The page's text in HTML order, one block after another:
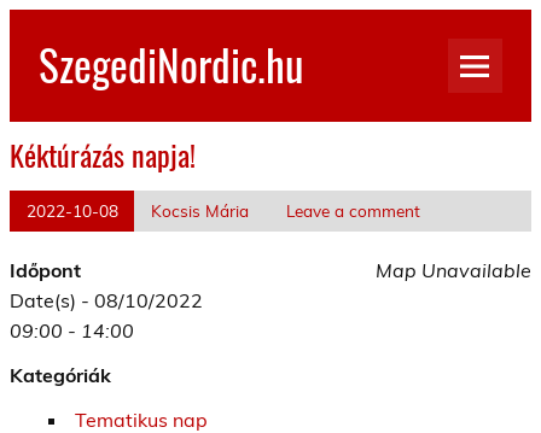
Skip
contentSzegediNordic.hu
Kéktúrázás napja!
2022-10-08 Kocsis Mária Leave a comment
Map Unavailable
Időpont
Date(s) - 08/10/2022
09:00 - 14:00
Kategóriák
Tematikus nap